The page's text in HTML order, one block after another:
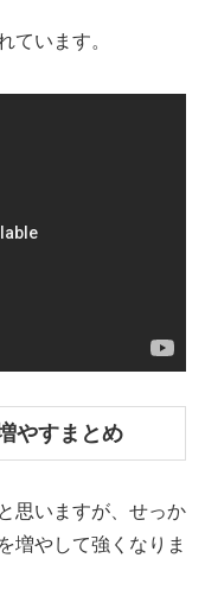
ています。
やすまとめ
思いますが、せっか
増やして強くなりま